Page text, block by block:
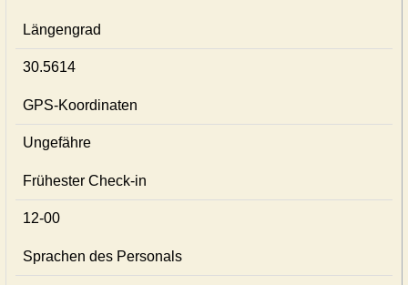
Längengrad
30.5614
GPS-Koordinaten
Ungefähre
Frühester Check-in
12-00
Sprachen des Personals